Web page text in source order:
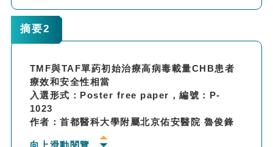
換用TMF治療6個月和12個月後，分別有
69.9%（51/73）和74.0%（54/73）的患者達到HBV
DNA<20 IU/mL。
與HBeAg陽性患者相比，換用TMF治療的HBeAg陰性
P=0.038；18/33 vs. 36/40，P<0.001）。
治療12個月後，尿β2-微球蛋白異常率為
16.4%（12/73），尿β2-微球蛋白增加超過3倍正常值
上限的比例為6.8%。血磷低於正常下限的比例為
19.2%（14/73）。儘管總膽固醇和低密度脂蛋白膽固
醇水平較治療前有所增加，但差異無統計學意義。
摘要2
TMF與TAF單葯初始治療高病毒載量CHB患者
療效和安全性相當
入選形式：Poster free paper，編號：P-
1023
作者：首都醫科大學附屬北京佑安醫院 魯俊鋒
向上滑動閱覽